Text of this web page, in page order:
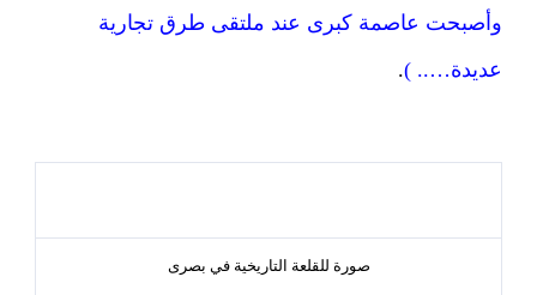
وأصبحت عاصمة كبرى عند ملتقى طرق تجارية
عديدة….. ).
صورة للقلعة التاريخية في بصرى